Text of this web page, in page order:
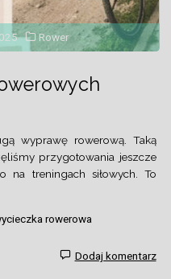
Rower
wyprawę rowerową. Taką
przygotowania jeszcze
na treningach siłowych. To
rowerowa
Dodaj komentarz